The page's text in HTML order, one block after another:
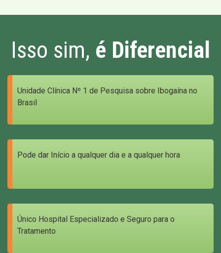
Isso sim, é Diferencial
Unidade Clínica Nº 1 de Pesquisa sobre Ibogaína no
Brasil
Pode dar Início a qualquer dia e a qualquer hora
Único Hospital Especializado e Seguro para o
Tratamento